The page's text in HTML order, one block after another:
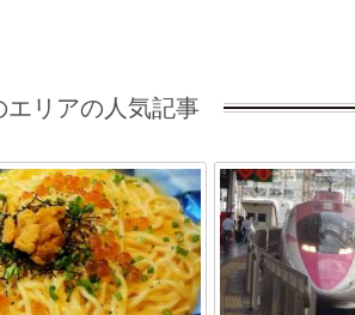
エリアの人気記事